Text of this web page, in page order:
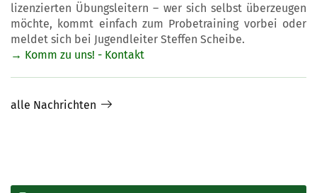
lizenzierten Übungsleitern – wer sich selbst überzeugen
möchte, kommt einfach zum Probetraining vorbei oder
meldet sich bei Jugendleiter Steffen Scheibe.
→ Komm zu uns! - Kontakt
alle Nachrichten